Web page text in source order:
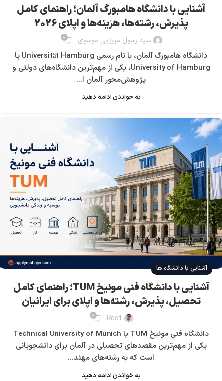
آشنایی با دانشگاه هامبورگ آلمان؛ راهنمای کامل
پذیرش، رشته‌ها، هزینه‌ها و اپلای 2026
سید رسول میرزایی موسوی 0
دانشگاه هامبورگ آلمان، با نام رسمی Universität Hamburg یا
University of Hamburg، یکی از مهم‌ترین دانشگاه‌های دولتی و
پژوهش‌محور آلمان ا...
به خواندن ادامه دهید
آشنایی با دانشگاه ها
آشنایی با دانشگاه فنی مونیخ TUM؛ راهنمای کامل
تحصیل، پذیرش، رشته‌ها و اپلای برای ایرانیان
Root
0
دانشگاه فنی مونیخ TUM یا Technical University of Munich
یکی از مهم‌ترین مقصدهای تحصیلی در آلمان برای دانشجویانی
است که به رشته‌های مهند...
به خواندن ادامه دهید